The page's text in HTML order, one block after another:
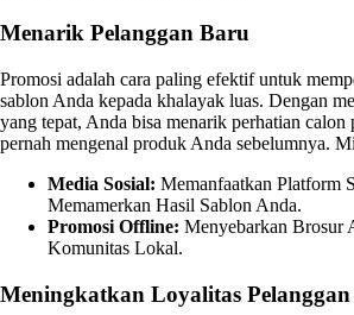
Menarik Pelanggan Baru
Promosi adalah cara paling efektif untuk
sablon Anda kepada khalayak luas. Dengan
yang tepat, Anda bisa menarik perhatian calon
pernah mengenal produk Anda sebelumnya.
Media Sosial: Memanfaatkan Platform
Memamerkan Hasil Sablon Anda.
Promosi Offline: Menyebarkan Brosur
Komunitas Lokal.
Meningkatkan Loyalitas